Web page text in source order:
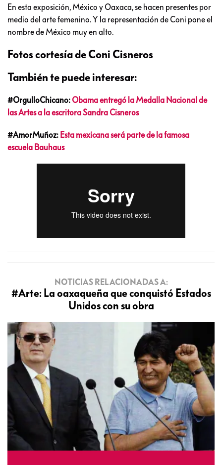
En esta exposición, México y Oaxaca, se hacen presentes por
medio del arte femenino. Y la representación de Coni pone el
nombre de México muy en alto.
Fotos cortesía de Coni Cisneros
También te puede interesar:
#OrgulloChicano: Obama entregó la Medalla Nacional de
las Artes a la escritora Sandra Cisneros
#AmorMuñoz: Esta mexicana será parte de la famosa
escuela Bauhaus
NOTICIAS RELACIONADAS A:
#Arte: La oaxaqueña que conquistó Estados
Unidos con su obra